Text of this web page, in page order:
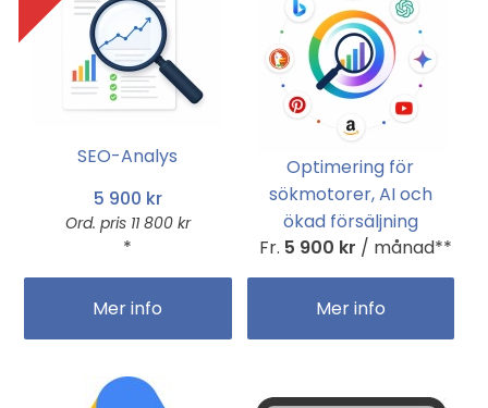
SEO-Analys
5 900 kr
Ord. pris 11 800 kr
*
Mer info
Optimering för
sökmotorer, AI och
ökad försäljning
Fr. 5 900 kr / månad**
Mer info